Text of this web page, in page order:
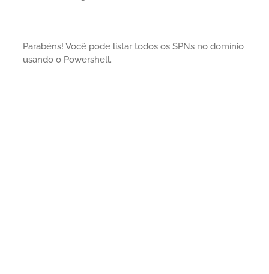
Parabéns! Você pode listar todos os SPNs no domínio
usando o Powershell.